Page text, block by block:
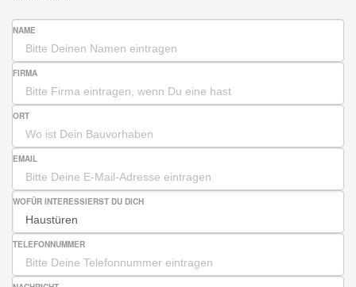
NAME
FIRMA
ORT
EMAIL
WOFÜR INTERESSIERST DU DICH
TELEFONNUMMER